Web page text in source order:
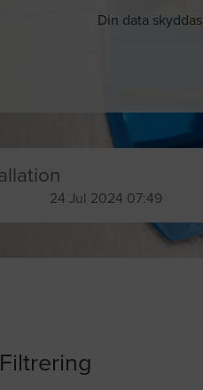
Din data skyddas
24 Jul 2024 07:49
Filtrering